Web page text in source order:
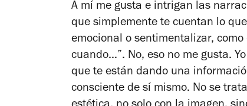
A mí me gusta e intrigan las
que simplemente te cuentan lo
emocional o sentimentalizar, como
cuando…”. No, eso no me gusta.
que te están dando una
consciente de sí mismo. No se